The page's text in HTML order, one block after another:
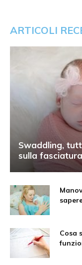
ARTICOLI
Swaddling,
sulla
Cosa